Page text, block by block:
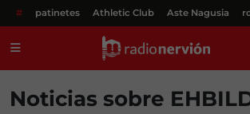
# patinetes Athletic Club Aste Nagusia
Noticias sobre